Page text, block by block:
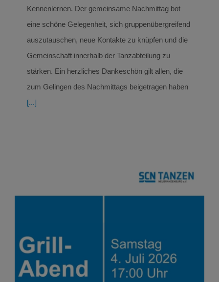
Kennenlernen. Der gemeinsame Nachmittag bot
eine schöne Gelegenheit, sich gruppenübergreifend
auszutauschen, neue Kontakte zu knüpfen und die
Gemeinschaft innerhalb der Tanzabteilung zu
stärken. Ein herzliches Dankeschön gilt allen, die
zum Gelingen des Nachmittags beigetragen haben
[...]
Bilder Tanzen